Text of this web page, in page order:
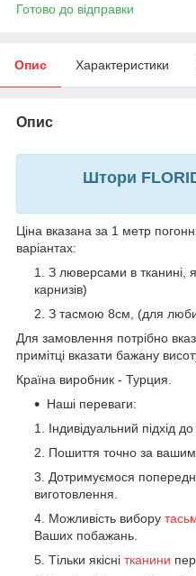
Готово до відправки
Опис Характеристики
Опис
Штори
Ціна вказана за 1 метр
варіантах:
З люверсами в тканині,
карнизів)
З тасмою 8см, (для
Для замовлення потрібно
примітці вказати бажану
Країна виробник - Турция.
Наші переваги:
Індивідуальний підхід
Пошиття точно за
Дотримуємося
виготовлення.
Можливість вибору
Ваших побажань.
Тільки якісні тканини